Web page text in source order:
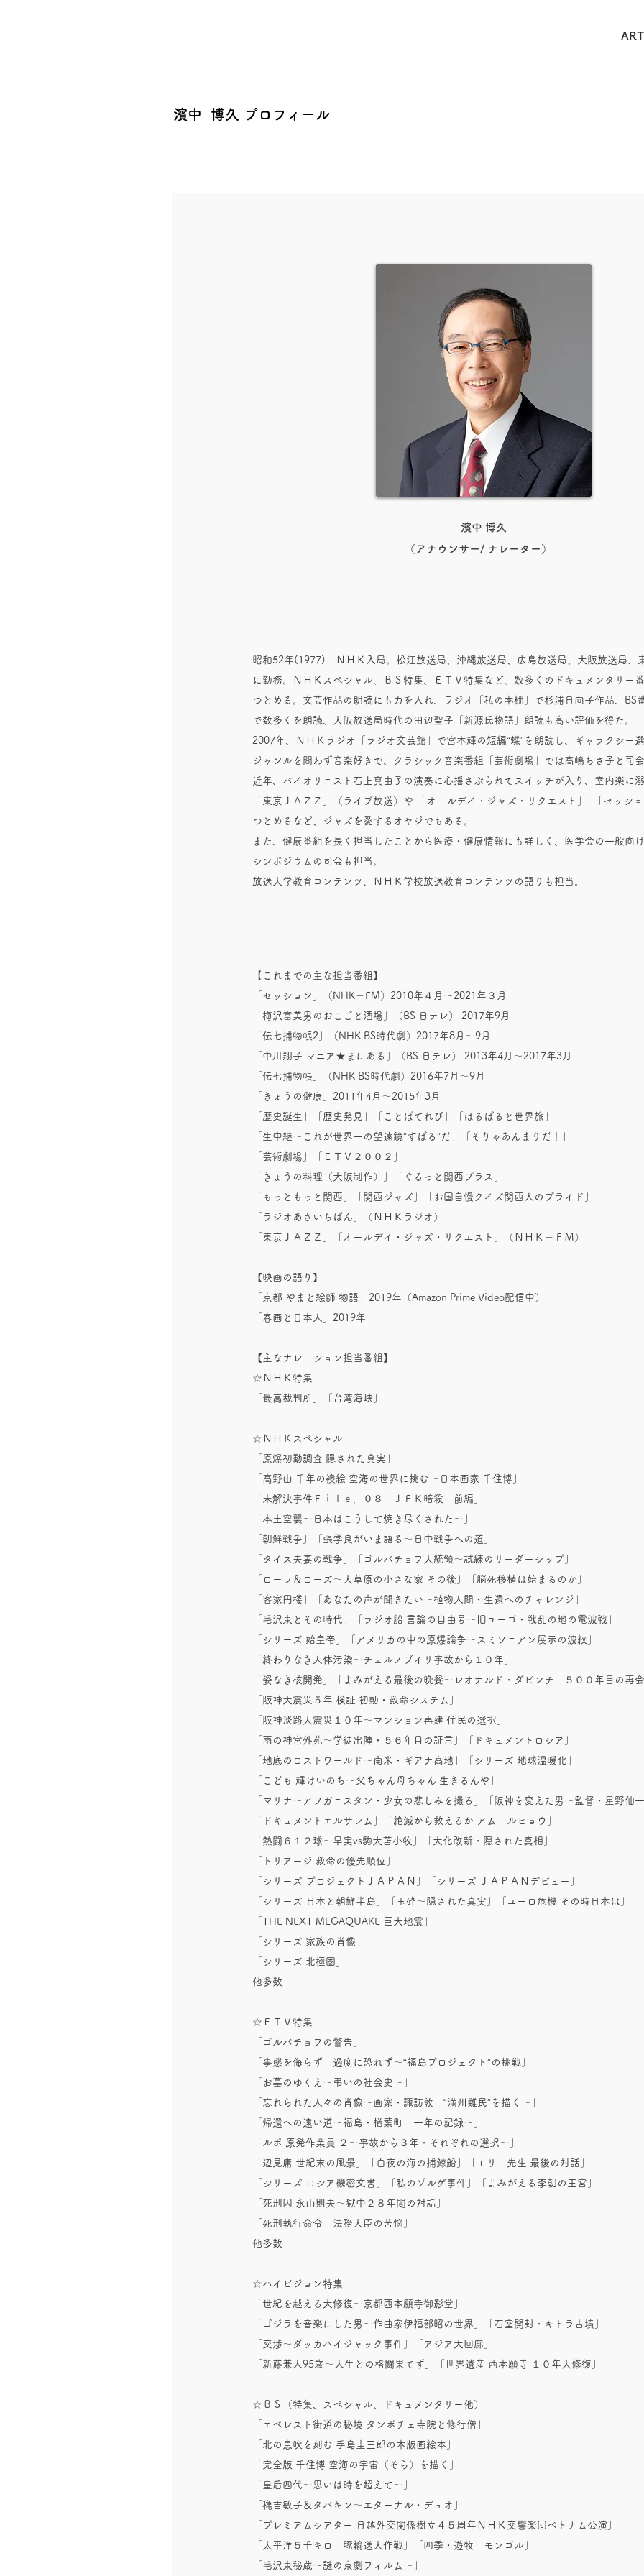
濱中 博久 プロフィール
濱中 博久
（アナウンサー/ ナレーター）
昭和52年(1977) ＮＨＫ入局。松江放送局、沖縄放送局、広島放送局、大阪放送局、
に勤務。ＮＨＫスペシャル、ＢＳ特集、ＥＴＶ特集など、数多くのドキュメンタリー
つとめる。文芸作品の朗読にも力を入れ、ラジオ「私の本棚」で杉浦日向子作品、BS
で数多くを朗読、大阪放送局時代の田辺聖子「新源氏物語」朗読も高い評価を得た。
2007年、ＮＨＫラジオ「ラジオ文芸館」で宮本輝の短編“蝶”を朗読し、ギャラクシー選
ジャンルを問わず音楽好きで、クラシック音楽番組「芸術劇場」では高嶋ちさ子と司会
近年、バイオリニスト石上真由子の演奏に心揺さぶられてスイッチが入り、室内楽に溺
「東京ＪＡＺＺ」（ライブ放送）や 「オールデイ・ジャズ・リクエスト」 「セッシ
つとめるなど、ジャズを愛するオヤジでもある。
また、健康番組を長く担当したことから医療・健康情報にも詳しく、医学会の一般向
シンポジウムの司会も担当。
放送大学教育コンテンツ、ＮＨＫ学校放送教育コンテンツの語りも担当。
【 これまでの主な担当番組】
「セッション」（NHK－FM）2010年４月～2021年３月
「梅沢富美男のおこごと酒場」（BS 日テレ） 2017年9月
「伝七捕物帳2」（NHK BS時代劇）2017年8月〜9月
「中川翔子 マニア★まにある」（BS 日テレ） 2013年4月〜2017年3月
「伝七捕物帳」（NHK BS時代劇）2016年7月〜9月
「きょうの健康」2011年4月〜2015年3月
「歴史誕生」「歴史発見」「ことばてれび」「はるばると世界旅」
「生中継～これが世界一の望遠鏡”すばる”だ」「そりゃあんまりだ！」
「芸術劇場」「ＥＴＶ２００２」
「きょうの料理（大阪制作）」「ぐるっと関西プラス」
「もっともっと関西」「関西ジャズ」「お国自慢クイズ関西人のプライド」
「ラジオあさいちばん」（ＮＨＫラジオ）
「東京ＪＡＺＺ」「オールデイ・ジャズ・リクエスト」（ＮＨＫ－ＦＭ）
【映画の語り】
「京都 やまと絵師 物語」2019年（Amazon Prime Video配信中）
「春画と日本人」2019年
【主なナレーション担当番組】
☆ＮＨＫ特集
「最高裁判所」「台湾海峡」
☆ＮＨＫスペシャル
「原爆初動調査 隠された真実」
「高野山 千年の襖絵 空海の世界に挑む～日本画家 千住博」
「未解決事件Ｆｉｌｅ．０８ ＪＦＫ暗殺 前編」
「本土空襲～日本はこうして焼き尽くされた～」
「朝鮮戦争」「張学良がいま語る～日中戦争への道」
「タイス夫妻の戦争」「ゴルバチョフ大統領～試練のリーダーシップ」
「ローラ＆ローズ～大草原の小さな家 その後」「脳死移植は始まるのか」
「客家円楼」「あなたの声が聞きたい～植物人間・生還へのチャレンジ」
「毛沢東とその時代」「ラジオ船 言論の自由号～旧ユーゴ・戦乱の地の電波戦」
「シリーズ 始皇帝」「アメリカの中の原爆論争～スミソニアン展示の波紋」
「終わりなき人体汚染～チェルノブイリ事故から１０年」
「姿なき核開発」「よみがえる最後の晩餐～レオナルド・ダビンチ ５００年目の再
「阪神大震災５年 検証 初動・救命システム」
「阪神淡路大震災１０年～マンション再建 住民の選択」
「雨の神宮外苑～学徒出陣・５６年目の証言」「ドキュメントロシア」
「地底のロストワールド～南米・ギアナ高地」「シリーズ 地球温暖化」
「こども 輝けいのち～父ちゃん母ちゃん 生きるんや」
「マリナ～アフガニスタン・少女の悲しみを撮る」「阪神を変えた男～監督・星野仙
「ドキュメントエルサレム」「絶滅から救えるか アムールヒョウ」
「熱闘６１２球～早実vs駒大苫小牧」「大化改新・隠された真相」
「トリアージ 救命の優先順位」
「シリーズ プロジェクトＪＡＰＡＮ」「シリーズ ＪＡＰＡＮデビュー」
「シリーズ 日本と朝鮮半島」「玉砕～隠された真実」「ユーロ危機 その時日本は」
「THE NEXT MEGAQUAKE 巨大地震」
「シリーズ 家族の肖像」
「シリーズ 北極圏」
他多数
☆ＥＴＶ特集
「ゴルバチョフの警告」
「事態を侮らず 過度に恐れず～“福島プロジェクト”の挑戦」
「お墓のゆくえ～弔いの社会史～」
「忘れられた人々の肖像～画家・諏訪敦 “満州難民”を描く～」
「帰還への遠い道～福島・楢葉町 一年の記録～」
「ルポ 原発作業員 ２～事故から３年・それぞれの選択～」
「辺見庸 世紀末の風景」「白夜の海の捕鯨船」「モリー先生 最後の対話」
「シリーズ ロシア機密文書」「私のゾルゲ事件」「よみがえる李朝の王宮」
「死刑囚 永山則夫～獄中２８年間の対話」
「死刑執行命令 法務大臣の苦悩」
他多数
☆ハイビジョン特集
「世紀を越える大修復～京都西本願寺御影堂」
「ゴジラを音楽にした男～作曲家伊福部昭の世界」「石室開封・キトラ古墳」
「交渉～ダッカハイジャック事件」「アジア大回廊」
「新藤兼人95歳～人生との格闘果てず」「世界遺産 西本願寺 １０年大修復」
☆ＢＳ（特集、スペシャル、ドキュメンタリー他）
「エベレスト街道の秘境 タンボチェ寺院と修行僧」
「北の息吹を刻む 手島圭三郎の木版画絵本」
「完全版 千住博 空海の宇宙（そら）を描く」
「皇后四代～思いは時を超えて～」
「穐吉敏子＆タバキン～エターナル・デュオ」
「プレミアムシアター 日越外交関係樹立４５周年ＮＨＫ交響楽団ベトナム公演」
「太平洋５千キロ 豚輸送大作戦」「四季・遊牧 モンゴル」
「毛沢東秘蔵～謎の京劇フィルム～」